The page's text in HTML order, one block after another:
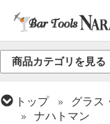
商品カテゴリを見る
トップ グラス
ナハトマン